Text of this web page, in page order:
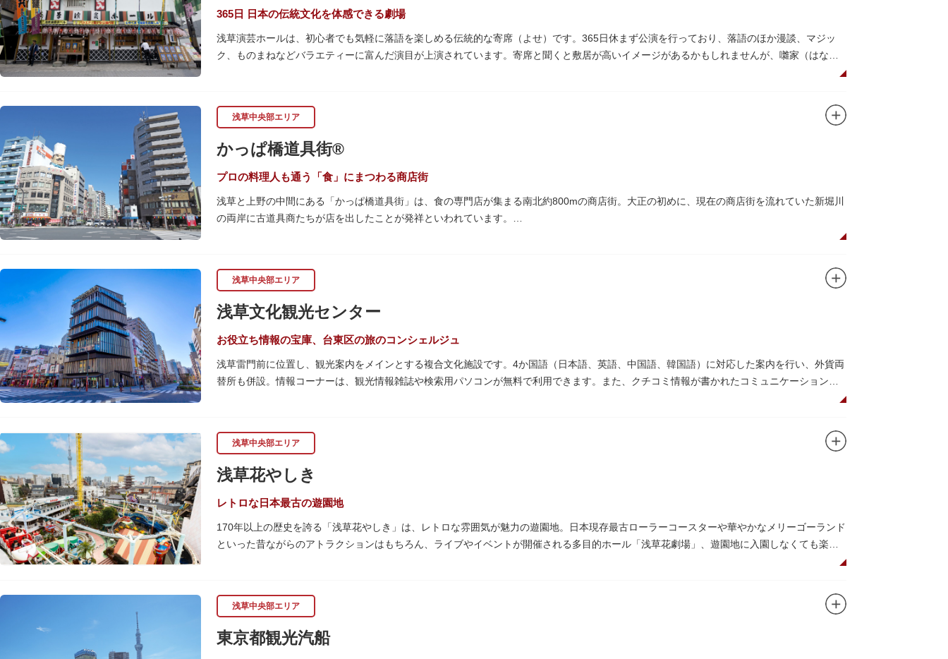
指定されています。また、浅草名所七福神のひとつとしても知られ、恵比須像が祀られています。
365日 日本の伝統文化を体感できる劇場
浅草演芸ホールは、初心者でも気軽に落語を楽しめる伝統的な寄席（よせ）です。365日休まず公演を行っており、落語のほか漫談、マジッ
ク、ものまねなどバラエティーに富んだ演目が上演されています。寄席と聞くと敷居が高いイメージがあるかもしれませんが、囃家（はなし
お笑い芸人を輩出した笑いの殿堂で、昔ながらの下町文化を体感してみてください。
浅草中央部エリア
かっぱ橋道具街®
プロの料理人も通う「食」にまつわる商店街
浅草と上野の中間にある「かっぱ橋道具街」は、食の専門店が集まる南北約800mの商店街。大正の初めに、現在の商店街を流れていた新堀川
の両岸に古道具商たちが店を出したことが発祥といわれています。
関東大震災後に川は塞がれ、現在はプロ仕様の調理器具や厨房機器、食器、包材、調理衣装など「食」にまつわる約170軒の専門店が集まる個
すすめです。食品サンプル作り体験ができるお店もありますよ。
毎年、道具の日である10月9日前後に開催される「かっぱ橋道具まつり」では、各店舗がおすすめ商品や掘り出しものを販売。また、年ごとに
異なる様々な催しものも行われます。
浅草中央部エリア
浅草文化観光センター
お役立ち情報の宝庫、台東区の旅のコンシェルジュ
浅草雷門前に位置し、観光案内をメインとする複合文化施設です。4か国語（日本語、英語、中国語、韓国語）に対応した案内を行い、外貨両
替所も併設。情報コーナーは、観光情報雑誌や検索用パソコンが無料で利用できます。また、クチコミ情報が書かれたコミュニケーションボ
ここを訪れたなら、8階の展望テラスも必見です。雷門から浅草寺へと続く仲見世や、隅田川や東京スカイツリーも一望できるビュースポット
となっています。
浅草の街並みに溶け込む平屋を重ねたようなおしゃれな外観は、日本を代表する建築家・隈研吾氏によるデザイン。木の温もりあふれる空間
は、初めて日本を訪れる海外ツーリストにも優しい印象を与えています。
浅草中央部エリア
浅草花やしき
レトロな日本最古の遊園地
170年以上の歴史を誇る「浅草花やしき」は、レトロな雰囲気が魅力の遊園地。日本現存最古ローラーコースターや華やかなメリーゴーランド
といった昔ながらのアトラクションはもちろん、ライブやイベントが開催される多目的ホール「浅草花劇場」、遊園地に入園しなくても楽し
浅草花やしきは、江戸時代末期の1853年に造園師・森田六三郎により、牡丹と菊細工を主とした花園（かえん）として誕生しました。明治時
代に入ると遊戯施設が置かれ、珍鳥や猛獣、見世物の展示などでも評判に。全国有数の動物園としても知られるようになりました。戦後は遊
園地として再開し、温かさと懐かしさを併せ持つレトロなアトラクションや雰囲気で人気のスポットとなっています。幼児（0歳～4歳）は入
園とのりもの料が無料で、年齢や身長制限の無いアトラクションもあり、子どもの遊園地デビューにもぴったりです。
浅草中央部エリア
東京都観光汽船